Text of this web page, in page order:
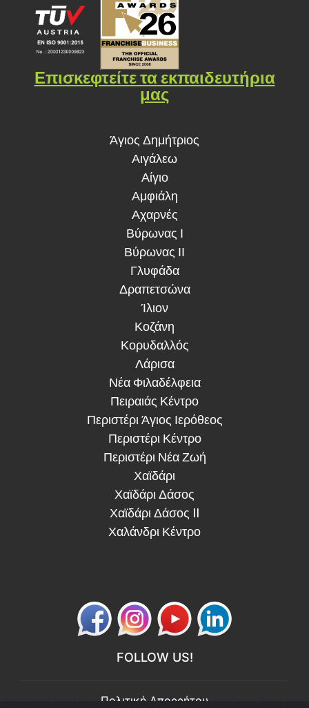
Επισκεφτείτε τα εκπαιδευτήρια
μας
Άγιος Δημήτριος
Αιγάλεω
Αίγιο
Αμφιάλη
Αχαρνές
Βύρωνας Ι
Βύρωνας ΙΙ
Γλυφάδα
Δραπετσώνα
Ίλιον
Κοζάνη
Κορυδαλλός
Λάρισα
Νέα Φιλαδέλφεια
Πειραιάς Κέντρο
Περιστέρι Άγιος Ιερόθεος
Περιστέρι Κέντρο
Περιστέρι Νέα Ζωή
Χαϊδάρι
Χαϊδάρι Δάσος
Χαϊδάρι Δάσος II
Χαλάνδρι Κέντρο
FOLLOW US!
Πολιτική Απορρήτου